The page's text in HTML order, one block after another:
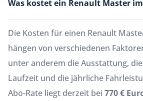
Was kostet ein Renault Master
Die Kosten für einen Renault
hängen von verschiedenen
unter anderem die Ausstattung,
Laufzeit und die jährliche
Abo-Rate liegt derzeit bei 770 €